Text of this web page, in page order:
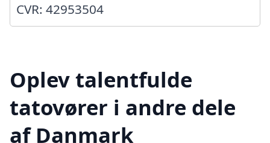
CVR: 42953504
Oplev talentfulde
tatovører i andre dele
af Danmark